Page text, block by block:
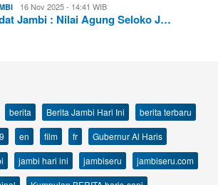
16 Nov 2025 - 14:41 WIB
Jambi : Nilai Agung Seloko J…
berita Berita Jambi Hari Ini
berita terbaru
en film fr
Gubernur Al Haris
jambi hari ini jambiseru
jambiseru.com